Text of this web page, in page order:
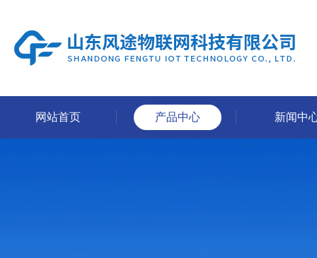
网站首页 产品中心 新闻中